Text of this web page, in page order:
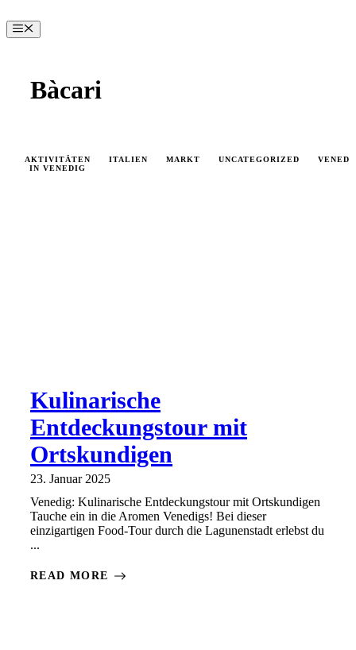
Inhalt
springen
Menü
Bàcari
AKTIVITÄTEN
IN VENEDIG
ITALIEN MARKT UNCATEGORIZED
Kulinarische
Entdeckungstour mit
Ortskundigen
23. Januar 2025
Venedig: Kulinarische Entdeckungstour mit Ortskundigen
Tauche ein in die Aromen Venedigs! Bei dieser
einzigartigen Food-Tour durch die Lagunenstadt erlebst du
...
READ MORE